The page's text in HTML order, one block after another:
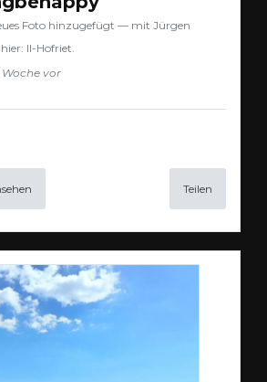
Foto hinzugefügt — mit Jürgen
Il-Hofriet.
Woche vor
Teilen